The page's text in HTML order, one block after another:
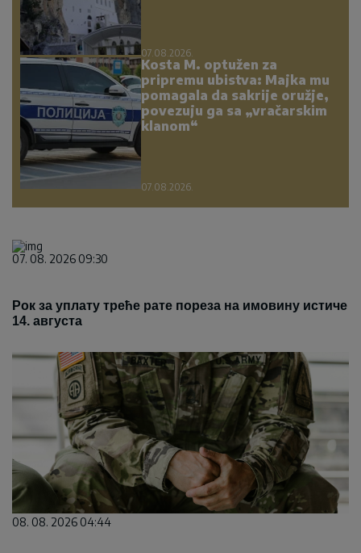
07.08.2026.
Kosta M. optužen za
pripremu ubistva: Majka mu
pomagala da sakrije oružje,
povezuju ga sa „vračarskim
klanom“
07.08.2026.
07. 08. 2026 09:30
Рок за уплату треће рате пореза на имовину истиче
14. августа
08. 08. 2026 04:44